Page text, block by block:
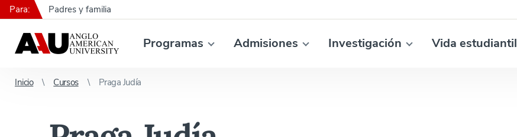
Programas Admisiones Investigación Vida estudiantil
Para: Padres y familia
Inicio Cursos Praga Judía